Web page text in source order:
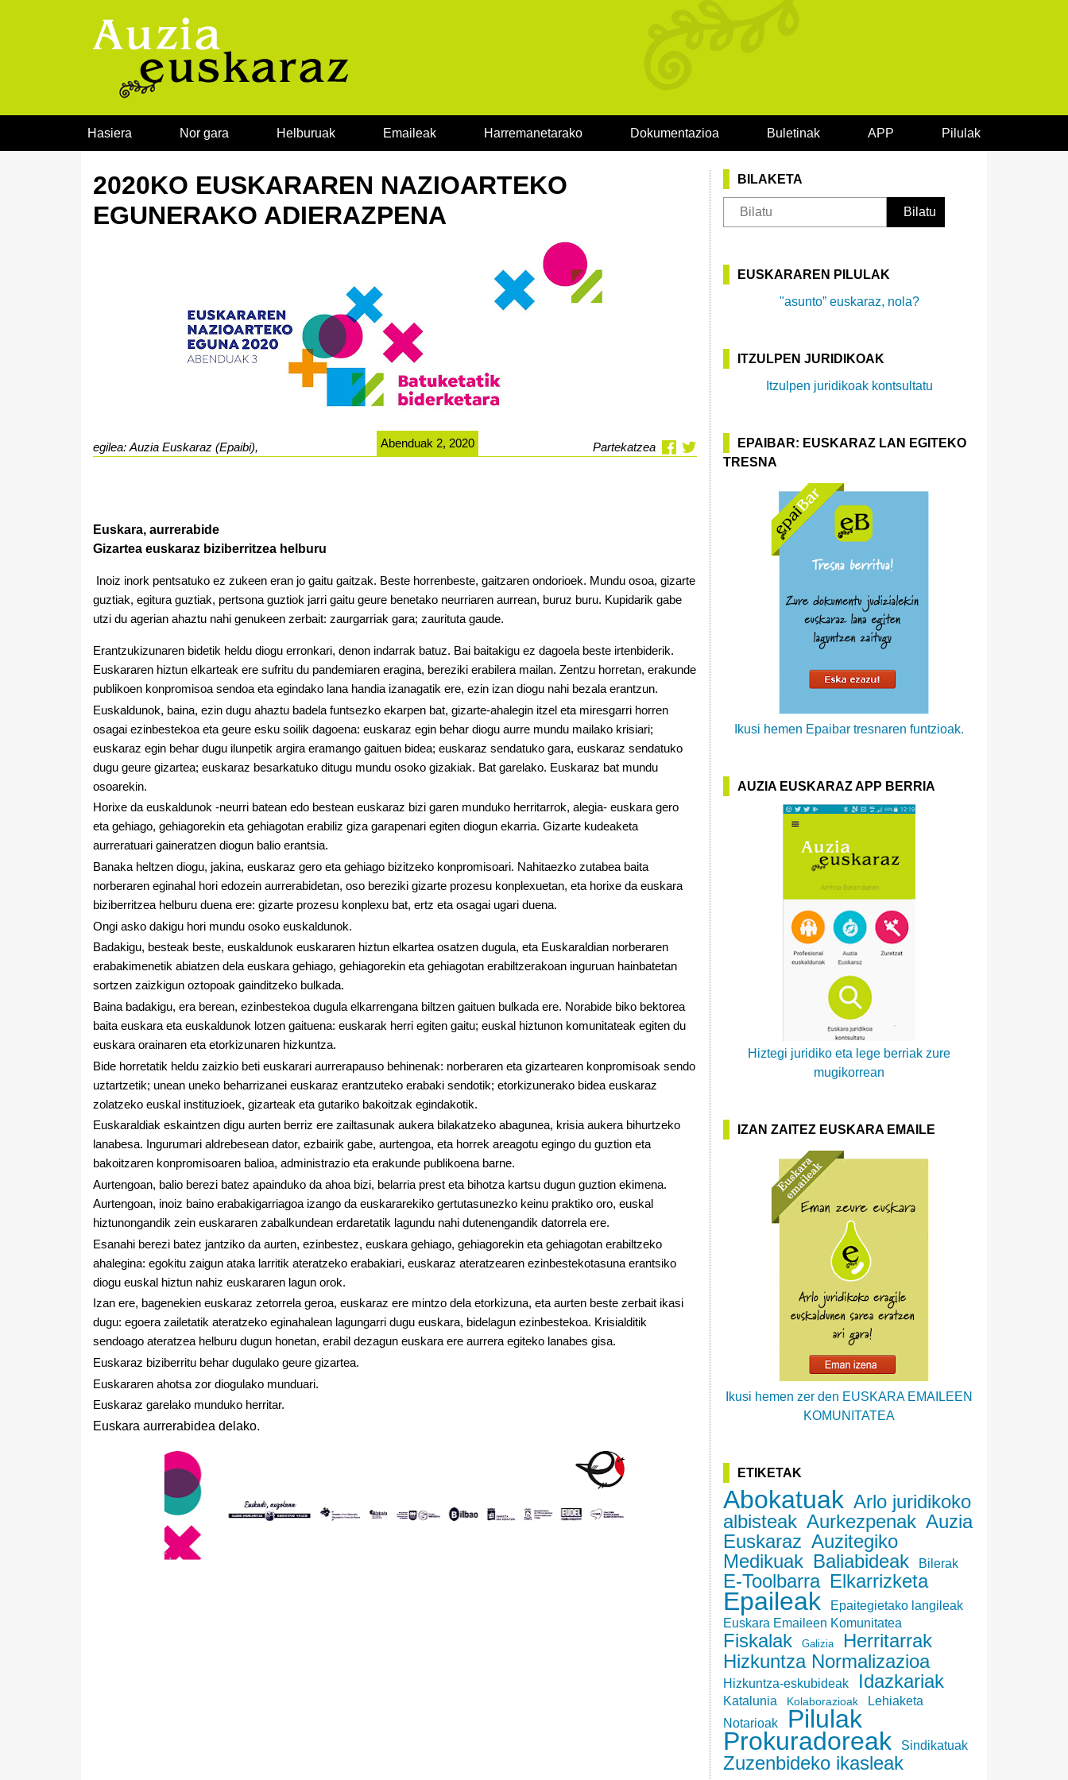
Hasiera Nor gara Helburuak Emaileak Harremanetarako Dokumentazioa Buletinak APP Pilulak
2020KO EUSKARAREN NAZIOARTEKO
EGUNERAKO ADIERAZPENA
egilea: Auzia Euskaraz (Epaibi), Abenduak 2, 2020 Partekatzea
Euskara, aurrerabide
Gizartea euskaraz biziberritzea helburu
Inoiz inork pentsatuko ez zukeen eran jo gaitu gaitzak. Beste horrenbeste, gaitzaren ondorioek. Mundu osoa, gizarte
guztiak, egitura guztiak, pertsona guztiok jarri gaitu geure benetako neurriaren aurrean, buruz buru. Kupidarik gabe
utzi du agerian ahaztu nahi genukeen zerbait: zaurgarriak gara; zaurituta gaude.
Erantzukizunaren bidetik heldu diogu erronkari, denon indarrak batuz. Bai baitakigu ez dagoela beste irtenbiderik.
Euskararen hiztun elkarteak ere sufritu du pandemiaren eragina, bereziki erabilera mailan. Zentzu horretan, erakunde
publikoen konpromisoa sendoa eta egindako lana handia izanagatik ere, ezin izan diogu nahi bezala erantzun.
Euskaldunok, baina, ezin dugu ahaztu badela funtsezko ekarpen bat, gizarte-ahalegin itzel eta miresgarri horren
osagai ezinbestekoa eta geure esku soilik dagoena: euskaraz egin behar diogu aurre mundu mailako krisiari;
euskaraz egin behar dugu ilunpetik argira eramango gaituen bidea; euskaraz sendatuko gara, euskaraz sendatuko
dugu geure gizartea; euskaraz besarkatuko ditugu mundu osoko gizakiak. Bat garelako. Euskaraz bat mundu
osoarekin.
Horixe da euskaldunok -neurri batean edo bestean euskaraz bizi garen munduko herritarrok, alegia- euskara gero
eta gehiago, gehiagorekin eta gehiagotan erabiliz giza garapenari egiten diogun ekarria. Gizarte kudeaketa
aurreratuari gaineratzen diogun balio erantsia.
Banaka heltzen diogu, jakina, euskaraz gero eta gehiago bizitzeko konpromisoari. Nahitaezko zutabea baita
norberaren eginahal hori edozein aurrerabidetan, oso bereziki gizarte prozesu konplexuetan, eta horixe da euskara
biziberritzea helburu duena ere: gizarte prozesu konplexu bat, ertz eta osagai ugari duena.
Ongi asko dakigu hori mundu osoko euskaldunok.
Badakigu, besteak beste, euskaldunok euskararen hiztun elkartea osatzen dugula, eta Euskaraldian norberaren
erabakimenetik abiatzen dela euskara gehiago, gehiagorekin eta gehiagotan erabiltzerakoan inguruan hainbatetan
sortzen zaizkigun oztopoak gainditzeko bulkada.
Baina badakigu, era berean, ezinbestekoa dugula elkarrengana biltzen gaituen bulkada ere. Norabide biko bektorea
baita euskara eta euskaldunok lotzen gaituena: euskarak herri egiten gaitu; euskal hiztunon komunitateak egiten du
euskara orainaren eta etorkizunaren hizkuntza.
Bide horretatik heldu zaizkio beti euskarari aurrerapauso behinenak: norberaren eta gizartearen konpromisoak sendo
uztartzetik; unean uneko beharrizanei euskaraz erantzuteko erabaki sendotik; etorkizunerako bidea euskaraz
zolatzeko euskal instituzioek, gizarteak eta gutariko bakoitzak egindakotik.
Euskaraldiak eskaintzen digu aurten berriz ere zailtasunak aukera bilakatzeko abagunea, krisia aukera bihurtzeko
lanabesa. Ingurumari aldrebesean dator, ezbairik gabe, aurtengoa, eta horrek areagotu egingo du guztion eta
bakoitzaren konpromisoaren balioa, administrazio eta erakunde publikoena barne.
Aurtengoan, balio berezi batez apainduko da ahoa bizi, belarria prest eta bihotza kartsu dugun guztion ekimena.
Aurtengoan, inoiz baino erabakigarriagoa izango da euskararekiko gertutasunezko keinu praktiko oro, euskal
hiztunongandik zein euskararen zabalkundean erdaretatik lagundu nahi dutenengandik datorrela ere.
Esanahi berezi batez jantziko da aurten, ezinbestez, euskara gehiago, gehiagorekin eta gehiagotan erabiltzeko
ahalegina: egokitu zaigun ataka larritik ateratzeko erabakiari, euskaraz ateratzearen ezinbestekotasuna erantsiko
diogu euskal hiztun nahiz euskararen lagun orok.
Izan ere, bagenekien euskaraz zetorrela geroa, euskaraz ere mintzo dela etorkizuna, eta aurten beste zerbait ikasi
dugu: egoera zailetatik ateratzeko eginahalean lagungarri dugu euskara, bidelagun ezinbestekoa. Krisialditik
sendoago ateratzea helburu dugun honetan, erabil dezagun euskara ere aurrera egiteko lanabes gisa.
Euskaraz biziberritu behar dugulako geure gizartea.
Euskararen ahotsa zor diogulako munduari.
Euskaraz garelako munduko herritar.
Euskara aurrerabidea delako.
BILAKETA
EUSKARAREN PILULAK
"asunto” euskaraz, nola?
ITZULPEN JURIDIKOAK
Itzulpen juridikoak kontsultatu
EPAIBAR: EUSKARAZ LAN EGITEKO
TRESNA
Ikusi hemen Epaibar tresnaren funtzioak.
AUZIA EUSKARAZ APP BERRIA
Hiztegi juridiko eta lege berriak zure
mugikorrean
IZAN ZAITEZ EUSKARA EMAILE
Ikusi hemen zer den EUSKARA EMAILEEN
KOMUNITATEA
ETIKETAK
Abokatuak Arlo juridikoko
albisteak Aurkezpenak Auzia
Euskaraz Auzitegiko
Medikuak Baliabideak Bilerak
E-Toolbarra Elkarrizketa
Epaileak
Epaitegietako langileak
Euskara Emaileen Komunitatea
Fiskalak Galizia
Herritarrak
Hizkuntza Normalizazioa
Hizkuntza-eskubideak Idazkariak
Katalunia Kolaborazioak
Lehiaketa
Notarioak
Pilulak
Prokuradoreak Sindikatuak
Zuzenbideko ikasleak